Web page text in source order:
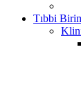
Tıbbi